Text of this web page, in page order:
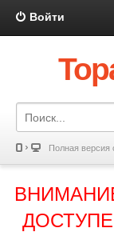
Войти
Полная версия